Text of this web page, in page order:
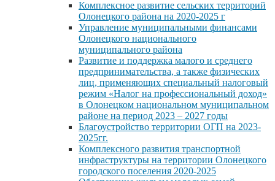
Комплексное развитие сельских территорий
Олонецкого района на 2020-2025 г
Управление муниципальными финансами
Олонецкого национального
муниципального района
Развитие и поддержка малого и среднего
предпринимательства, а также физических
лиц, применяющих специальный налоговый
режим «Налог на профессиональный доход»
в Олонецком национальном муниципальном
районе на период 2023 – 2027 годы
Благоустройство территории ОГП на 2023-
2025гг.
Комплексного развития транспортной
инфраструктуры на территории Олонецкого
городского поселения 2020-2025